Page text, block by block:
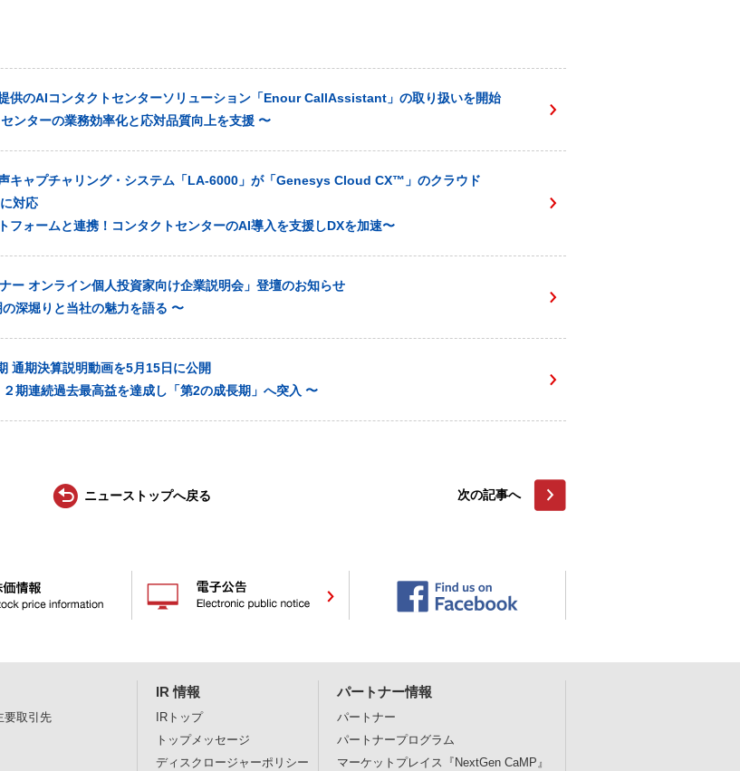
供のAIコンタクトセンターソリューション「Enour CallAssistant」の取り扱いを開始
ンターの業務効率化と応対品質向上を支援 〜
キャプチャリング・システム「LA-6000」が「Genesys Cloud CX™️」のクラウド
対応
フォームと連携！コンタクトセンターのAI導入を支援しDXを加速〜
ー オンライン個人投資家向け企業説明会」登壇のお知らせ
深堀りと当社の魅力を語る 〜
通期決算説明動画を5月15日に公開
期連続過去最高益を達成し「第2の成長期」へ突入 〜
ニューストップへ戻る 次の記事へ
要取引先
IR 情報
IRトップ
トップメッセージ
ディスクロージャーポリシー
パートナー情報
パートナー
パートナープログラム
マーケットプレイス 『NextGen CaMP』